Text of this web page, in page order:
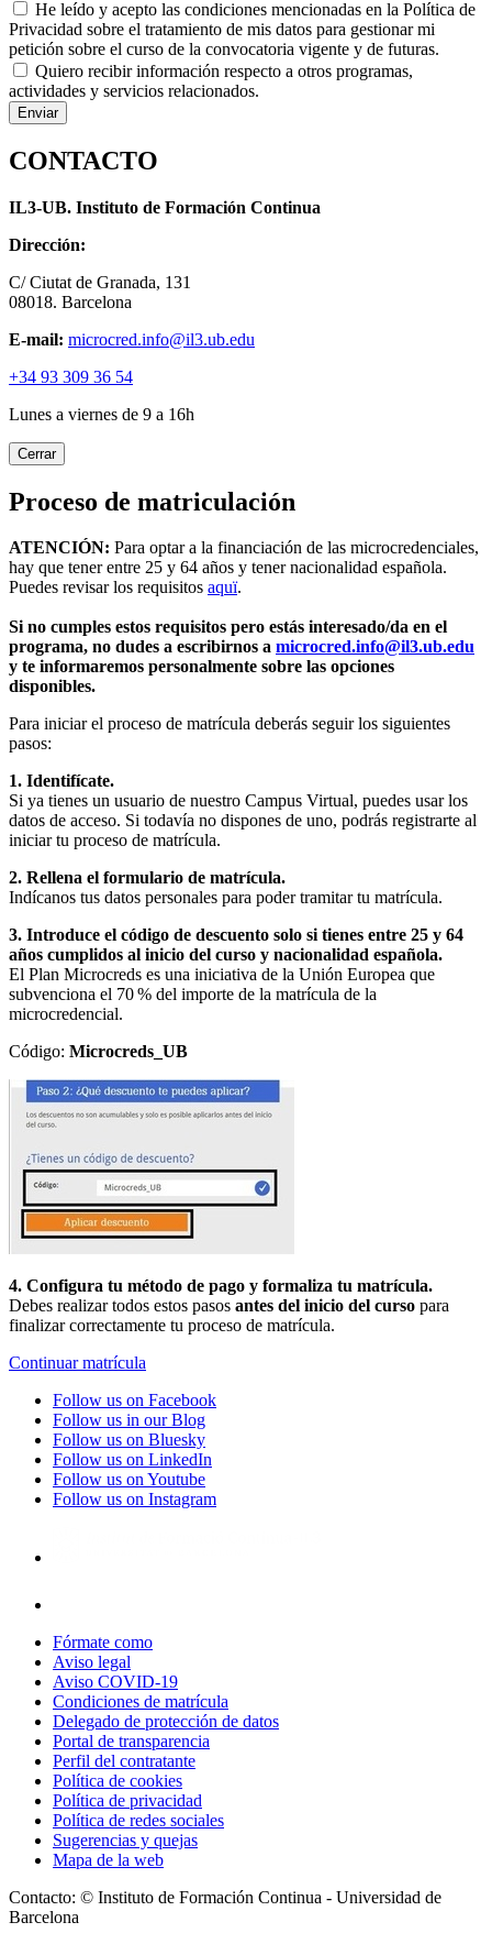
He leído y acepto las condiciones mencionadas en la Política de
Privacidad sobre el tratamiento de mis datos para gestionar mi
petición sobre el curso de la convocatoria vigente y de futuras.
Quiero recibir información respecto a otros programas,
actividades y servicios relacionados.
CONTACTO
IL3-UB. Instituto de Formación Continua
Dirección:
C/ Ciutat de Granada, 131
08018. Barcelona
E-mail: microcred.info@il3.ub.edu
+34 93 309 36 54
Lunes a viernes de 9 a 16h
Cerrar
Proceso de matriculación
ATENCIÓN: Para optar a la financiación de las microcredenciales,
hay que tener entre 25 y 64 años y tener nacionalidad española.
Puedes revisar los requisitos aquï.
Si no cumples estos requisitos pero estás interesado/da en el
programa, no dudes a escribirnos a microcred.info@il3.ub.edu
y te informaremos personalmente sobre las opciones
disponibles.
Para iniciar el proceso de matrícula deberás seguir los siguientes
pasos:
1. Identifícate.
Si ya tienes un usuario de nuestro Campus Virtual, puedes usar los
datos de acceso. Si todavía no dispones de uno, podrás registrarte al
iniciar tu proceso de matrícula.
2. Rellena el formulario de matrícula.
Indícanos tus datos personales para poder tramitar tu matrícula.
3. Introduce el código de descuento solo si tienes entre 25 y 64
años cumplidos al inicio del curso y nacionalidad española.
El Plan Microcreds es una iniciativa de la Unión Europea que
subvenciona el 70 % del importe de la matrícula de la
microcredencial.
Código: Microcreds_UB
4. Configura tu método de pago y formaliza tu matrícula.
Debes realizar todos estos pasos antes del inicio del curso para
finalizar correctamente tu proceso de matrícula.
Continuar matrícula
Follow us on Facebook
Follow us in our Blog
Follow us on Bluesky
Follow us on LinkedIn
Follow us on Youtube
Follow us on Instagram
Fórmate como
Aviso legal
Aviso COVID-19
Condiciones de matrícula
Delegado de protección de datos
Portal de transparencia
Perfil del contratante
Política de cookies
Política de privacidad
Política de redes sociales
Sugerencias y quejas
Mapa de la web
Contacto: © Instituto de Formación Continua - Universidad de
Barcelona